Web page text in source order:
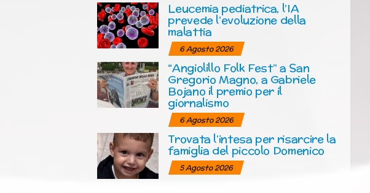
Leucemia pediatrica, l’IA
prevede l’evoluzione della
malattia
6 Agosto 2026
“Angiolillo Folk Fest” a San
Gregorio Magno, a Gabriele
Bojano il premio per il
giornalismo
6 Agosto 2026
Trovata l’intesa per risarcire la
famiglia del piccolo Domenico
5 Agosto 2026